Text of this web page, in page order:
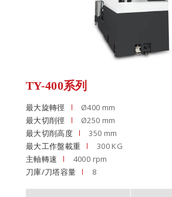
TY-400系列
最大旋轉徑
Ø400 mm
最大切削徑
Ø250 mm
最大切削高度
350 mm
最大工作盤載重
300 KG
主軸轉速
4000 rpm
刀庫/刀塔容量
8